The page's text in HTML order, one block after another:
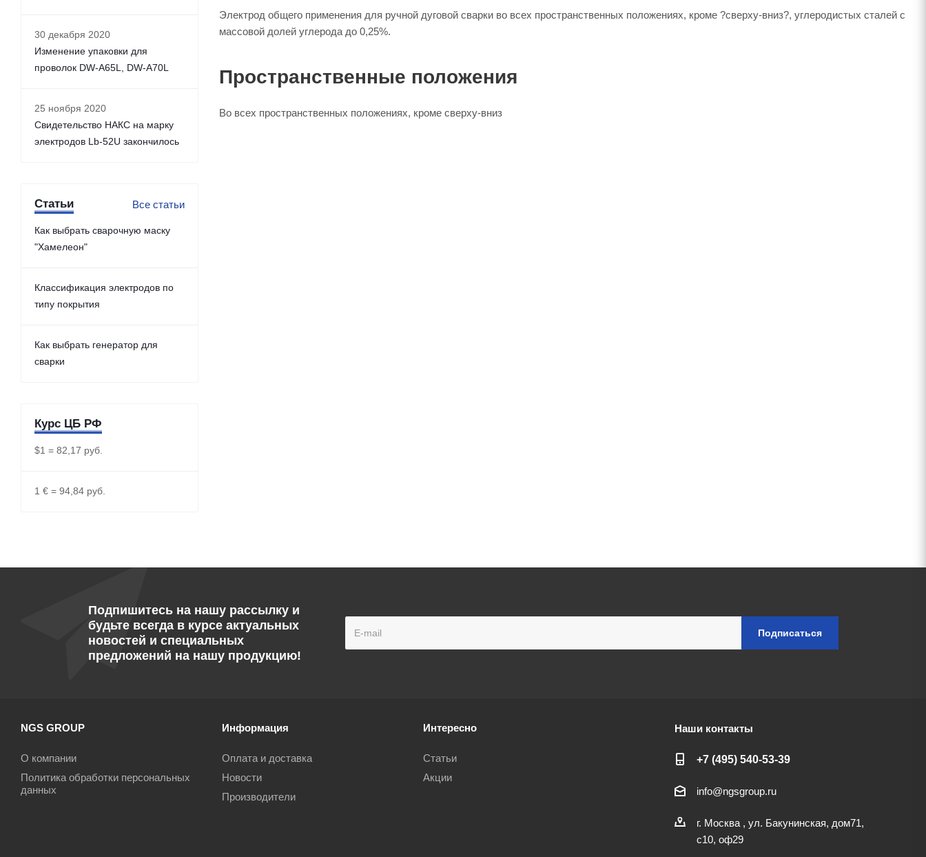
Электрод общего применения для ручной дуговой сварки во всех пространственных положениях, кроме ?сверху-вниз?, углеродистых сталей с
массовой долей углерода до 0,25%.
Пространственные положения
Во всех пространственных положениях, кроме сверху-вниз
30 декабря 2020
Изменение упаковки для
проволок DW-A65L, DW-A70L
25 ноября 2020
Свидетельство НАКС на марку
электродов Lb-52U закончилось
Статьи Все статьи
Как выбрать сварочную маску
"Хамелеон"
Классификация электродов по
типу покрытия
Как выбрать генератор для
сварки
Курс ЦБ РФ
$1 = 82,17 руб.
1 € = 94,84 руб.
Подпишитесь на нашу рассылку и
будьте всегда в курсе актуальных
новостей и специальных
предложений на нашу продукцию!
NGS GROUP
О компании
Политика обработки персональных
данных
Информация
Оплата и доставка
Новости
Производители
Интересно
Статьи
Акции
Наши контакты
+7 (495) 540-53-39
info@ngsgroup.ru
г. Москва , ул. Бакунинская, дом71,
с10, оф29